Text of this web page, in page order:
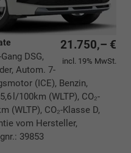
21.750,– €
incl. 19% MwSt.
DSG,
Autom. 7-
(ICE), Benzin,
l/100km (WLTP), CO₂-
(WLTP), CO₂-Klasse D,
vom Hersteller,
39853